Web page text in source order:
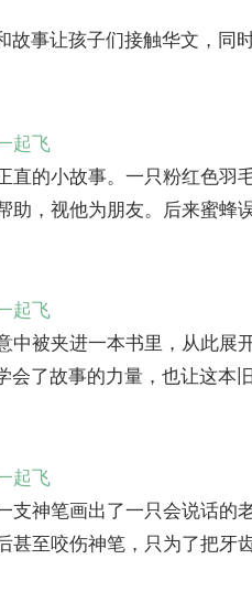
事让孩子们接触华文，同
起飞
直的小故事。一只粉红色羽
助，视他为朋友。后来蜜蜂
起飞
中被夹进一本书里，从此展
会了故事的力量，也让这本
起飞
支神笔画出了一只会说话的
甚至咬伤神笔，只为了把牙